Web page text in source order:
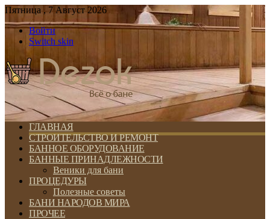
Пятница , 7 Август 2026
Войти
Switch skin
ГЛАВНАЯ
СТРОИТЕЛЬСТВО И РЕМОНТ
БАННОЕ ОБОРУДОВАНИЕ
БАННЫЕ ПРИНАДЛЕЖНОСТИ
Веники для бани
ПРОЦЕДУРЫ
Полезные советы
БАНИ НАРОДОВ МИРА
ПРОЧЕЕ